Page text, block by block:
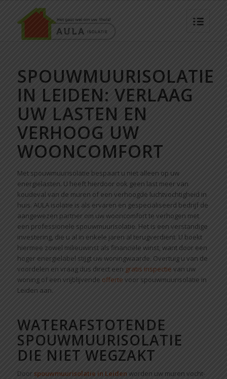
SPOUWMUURISOLATIE
IN LEIDEN: VERLAAG
UW LASTEN EN
VERHOOG UW
WOONCOMFORT
Met spouwmuurisolatie bespaart u niet alleen op uw
energielasten. U heeft hierdoor ook geen last meer van
koudeval van de muren of een verhoogde luchtvochtigheid in
huis. AULA isolatie is als ervaren en gespecialiseerd bedrijf de
aangewezen partner om uw wooncomfort te verhogen met
een professionele spouwmuurisolatie. Het is een verstandige
investering, die u al in enkele jaren al terugverdient. U boekt
hiermee zowel milieuwinst als financiële winst, want door een
hoger energielabel stijgt uw woningwaarde. Overtuig u van de
voordelen en vraag dus direct een gratis inspectie van uw
woning of een vrijblijvende offerte voor spouwmuurisolatie in
Leiden aan.
WATERAFSTOTENDE
SPOUWMUURISOLATIE
DIE NIET WEGZAKT
Doorspouwmuurisolatie in Leiden worden uw muren vocht-